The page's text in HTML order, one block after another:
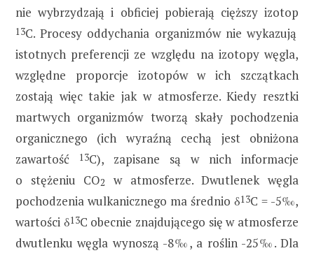
nie wybrzydzają i obficiej pobierają cięższy izotop
13C. Procesy oddychania organizmów nie wykazują
istotnych preferencji ze względu na izotopy węgla,
względne proporcje izotopów w ich szczątkach
zostają więc takie jak w atmosferze. Kiedy resztki
martwych organizmów tworzą skały pochodzenia
organicznego (ich wyraźną cechą jest obniżona
zawartość
13C), zapisane są w nich informacje
o stężeniu CO2
w atmosferze. Dwutlenek węgla
pochodzenia wulkanicznego ma średnio δ13C = -5‰,
wartości δ13C obecnie znajdującego się w atmosferze
dwutlenku węgla wynoszą -8‰, a roślin -25‰. Dla